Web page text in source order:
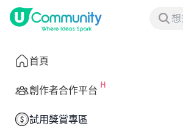
首頁
創作者合作平台
試用獎賞專區